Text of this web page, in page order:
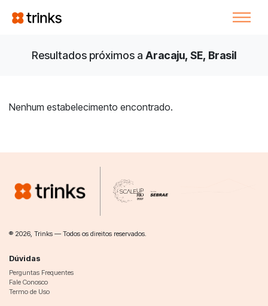
Resultados próximos a Aracaju, SE, Brasil
Nenhum estabelecimento encontrado.
® 2026, Trinks — Todos os direitos reservados.
Dúvidas
Perguntas Frequentes
Fale Conosco
Termo de Uso